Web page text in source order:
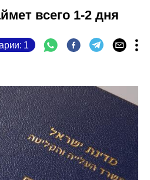
всего 1-2 дня
Комментарии: 1